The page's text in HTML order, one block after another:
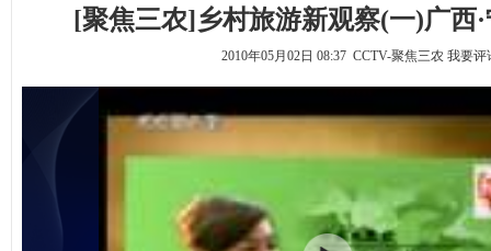
[聚焦三农]乡村旅游新观察(一)广西·
2010年05月02日 08:37 CCTV-聚焦三农 我要评